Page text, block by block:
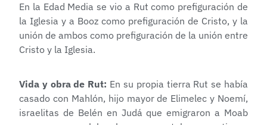
En la Edad Media se vio a Rut como prefiguración de
la Iglesia y a Booz como prefiguración de Cristo, y la
unión de ambos como prefiguración de la unión entre
Cristo y la Iglesia.
Vida y obra de Rut: En su propia tierra Rut se había
casado con Mahlón, hijo mayor de Elimelec y Noemí,
israelitas de Belén en Judá que emigraron a Moab